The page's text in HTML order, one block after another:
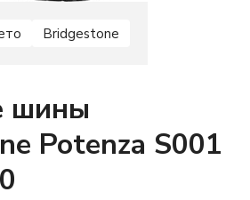
Bridgestone
шины
Potenza S001